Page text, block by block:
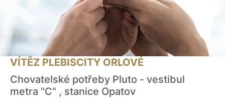
VÍTĚZ PLEBISCITY ORLOVÉ
Chovatelské potřeby Pluto - vestibul
metra "C" , stanice Opatov